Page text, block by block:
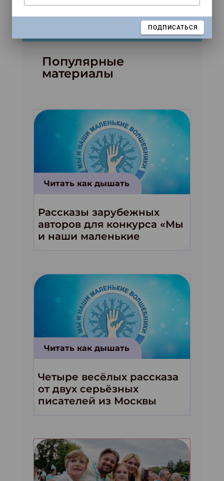
Популярные
материалы
Читать как дышать
Рассказы зарубежных
авторов для конкурса «Мы
и наши маленькие
волшебники!»
Читать как дышать
Четыре весёлых рассказа
от двух серьёзных
писателей из Москвы
ПОДПИСАТЬСЯ